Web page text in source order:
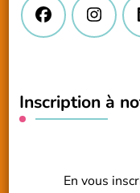
Inscription à
En vous